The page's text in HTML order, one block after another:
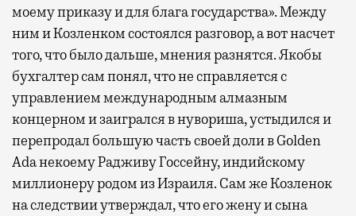
моему приказу и для блага государства». Между
ним и Козленком состоялся разговор, а вот насчет
того, что было дальше, мнения разнятся. Якобы
бухгалтер сам понял, что не справляется с
управлением международным алмазным
концерном и заигрался в нувориша, устыдился и
перепродал большую часть своей доли в Golden
Ada некоему Радживу Госсейну, индийскому
миллионеру родом из Израиля. Сам же Козленок
на следствии утверждал, что его жену и сына